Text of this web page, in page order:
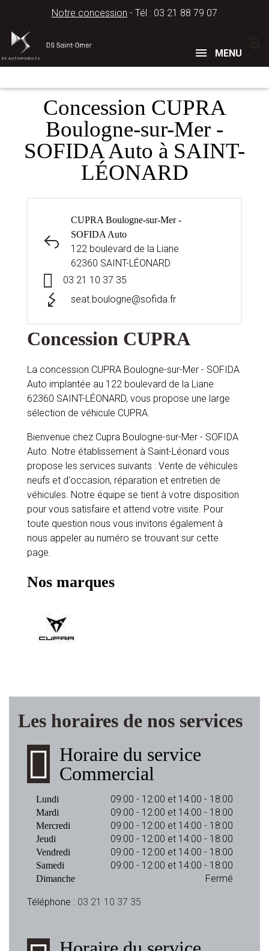
Notre concession - Tél : 03 21 88 79 07
Concessions
MENU
Concession CUPRA
Boulogne-sur-Mer -
SOFIDA Auto à SAINT-
LÉONARD
CUPRA Boulogne-sur-Mer -
SOFIDA Auto
122 boulevard de la Liane
62360 SAINT-LÉONARD
03 21 10 37 35
seat.boulogne@sofida.fr
Concession CUPRA
La concession CUPRA Boulogne-sur-Mer - SOFIDA
Auto implantée au 122 boulevard de la Liane
62360 SAINT-LÉONARD, vous propose une large
sélection de véhicule CUPRA.
Bienvenue chez Cupra Boulogne-sur-Mer - SOFIDA
Auto. Notre établissement à Saint-Léonard vous
propose les services suivants : Vente de véhicules
neufs et d'occasion, réparation et entretien de
véhicules. Notre équipe se tient à votre disposition
pour vous satisfaire et attend votre visite. Pour
toute question nous vous invitons également à
nous appeler au numéro se trouvant sur cette
page.
Nos marques
Les horaires de nos services
Horaire du service
Commercial
Lundi 09:00 - 12:00 et 14:00 - 18:00
Mardi 09:00 - 12:00 et 14:00 - 18:00
Mercredi 09:00 - 12:00 et 14:00 - 18:00
Jeudi 09:00 - 12:00 et 14:00 - 18:00
Vendredi 09:00 - 12:00 et 14:00 - 18:00
Samedi 09:00 - 12:00 et 14:00 - 18:00
Dimanche Fermé
Téléphone : 03 21 10 37 35